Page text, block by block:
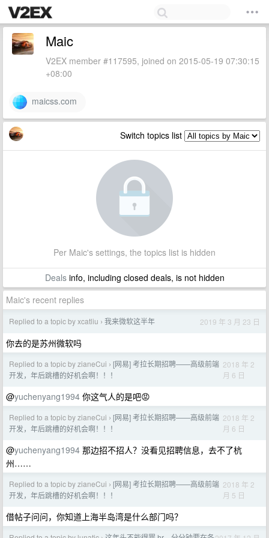
Maic
V2EX member #117595, joined on 2015-05-19 07:30:15
+08:00
maicss.com
Switch topics list
Per Maic's settings, the topics list is hidden
Dealsinfo, including closed deals, is not hidden
Maic's recent replies
Replied to a topic by xcatliu › 我来微软这半年 2019 年 3 月 23 日
你去的是苏州微软吗
Replied to a topic by zianeCui › [网易] 考拉长期招聘——高级前端
开发，年后跳槽的好机会啊！！！
2018 年 2
月 6 日
@yuchenyang1994 你这气人的是吧😡
Replied to a topic by zianeCui › [网易] 考拉长期招聘——高级前端
开发，年后跳槽的好机会啊！！！
2018 年 2
月 6 日
@yuchenyang1994 那边招不招人？没看见招聘信息，去不了杭
州……
Replied to a topic by zianeCui › [网易] 考拉长期招聘——高级前端
开发，年后跳槽的好机会啊！！！
2018 年 2
月 5 日
借帖子问问，你知道上海半岛湾是什么部门吗？